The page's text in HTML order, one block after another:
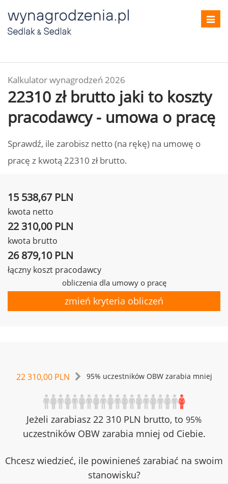
Kalkulator wynagrodzeń 2026
22310 zł brutto jaki to koszty
pracodawcy - umowa o pracę
Sprawdź, ile zarobisz netto (na rękę) na umowę o
pracę z kwotą 22310 zł brutto.
15 538,67 PLN
kwota netto
22 310,00 PLN
kwota brutto
26 879,10 PLN
łączny koszt pracodawcy
obliczenia dla umowy o pracę
zmień kryteria obliczeń
22 310,00 PLN 95% uczestników OBW zarabia mniej
Jeżeli zarabiasz 22 310 PLN brutto, to 95%
uczestników OBW zarabia mniej od Ciebie.
Chcesz wiedzieć, ile powinieneś zarabiać na swoim
stanowisku?